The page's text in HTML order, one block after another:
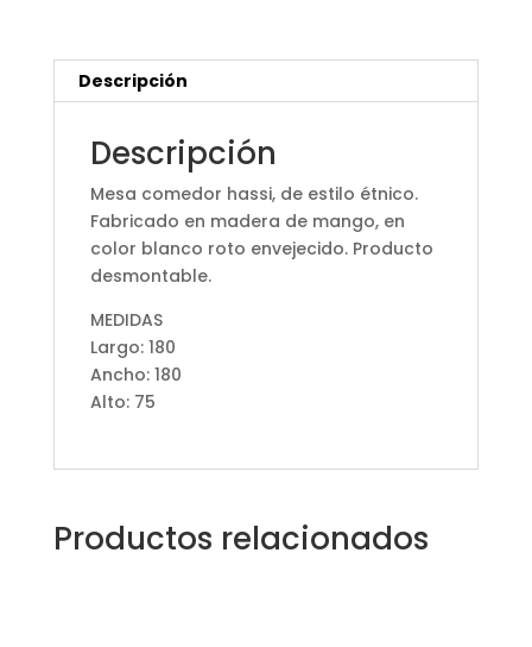
Descripción
Descripción
Mesa comedor hassi, de estilo étnico.
Fabricado en madera de mango, en
color blanco roto envejecido. Producto
desmontable.
MEDIDAS
Largo: 180
Ancho: 180
Alto: 75
Productos relacionados